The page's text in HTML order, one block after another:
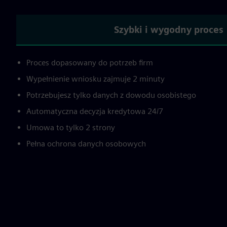
Szybki i wygodny proces
Proces dopasowany do potrzeb firm
Wypełnienie wniosku zajmuje 2 minuty
Potrzebujesz tylko danych z dowodu osobistego
Automatyczna decyzja kredytowa 24/7
Umowa to tylko 2 strony
Pełna ochrona danych osobowych